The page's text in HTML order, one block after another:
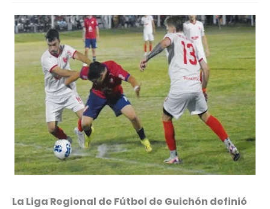
La Liga Regional de Fútbol de Guichón definió